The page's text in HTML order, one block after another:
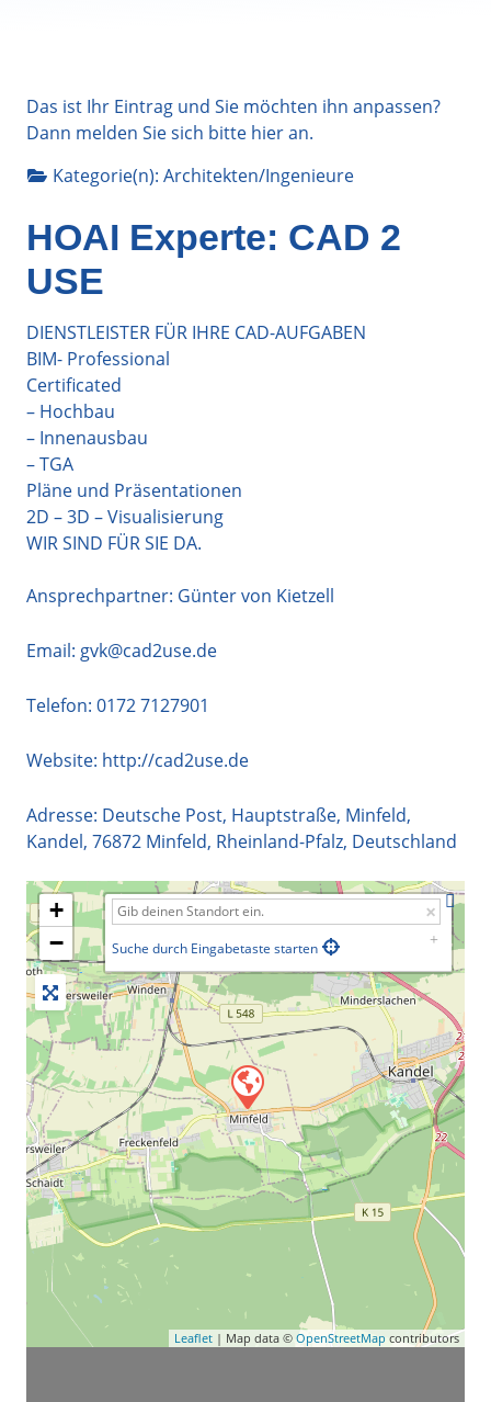
Das ist Ihr Eintrag und Sie möchten ihn anpassen?
Dann melden Sie sich bitte hieran.
Kategorie(n): Architekten/Ingenieure
HOAI Experte: CAD 2
USE
DIENSTLEISTER FÜR IHRE CAD-AUFGABEN
BIM- Professional
Certificated
– Hochbau
– Innenausbau
– TGA
Pläne und Präsentationen
2D – 3D – Visualisierung
WIR SIND FÜR SIE DA.
Ansprechpartner: Günter von Kietzell
Email: gvk@cad2use.de
Telefon: 0172 7127901
Website: http://cad2use.de
Adresse: Deutsche Post, Hauptstraße, Minfeld,
Kandel, 76872 Minfeld, Rheinland-Pfalz, Deutschland
+
−
Suche durch Eingabetaste starten
Leaflet | Map data © OpenStreetMap contributors